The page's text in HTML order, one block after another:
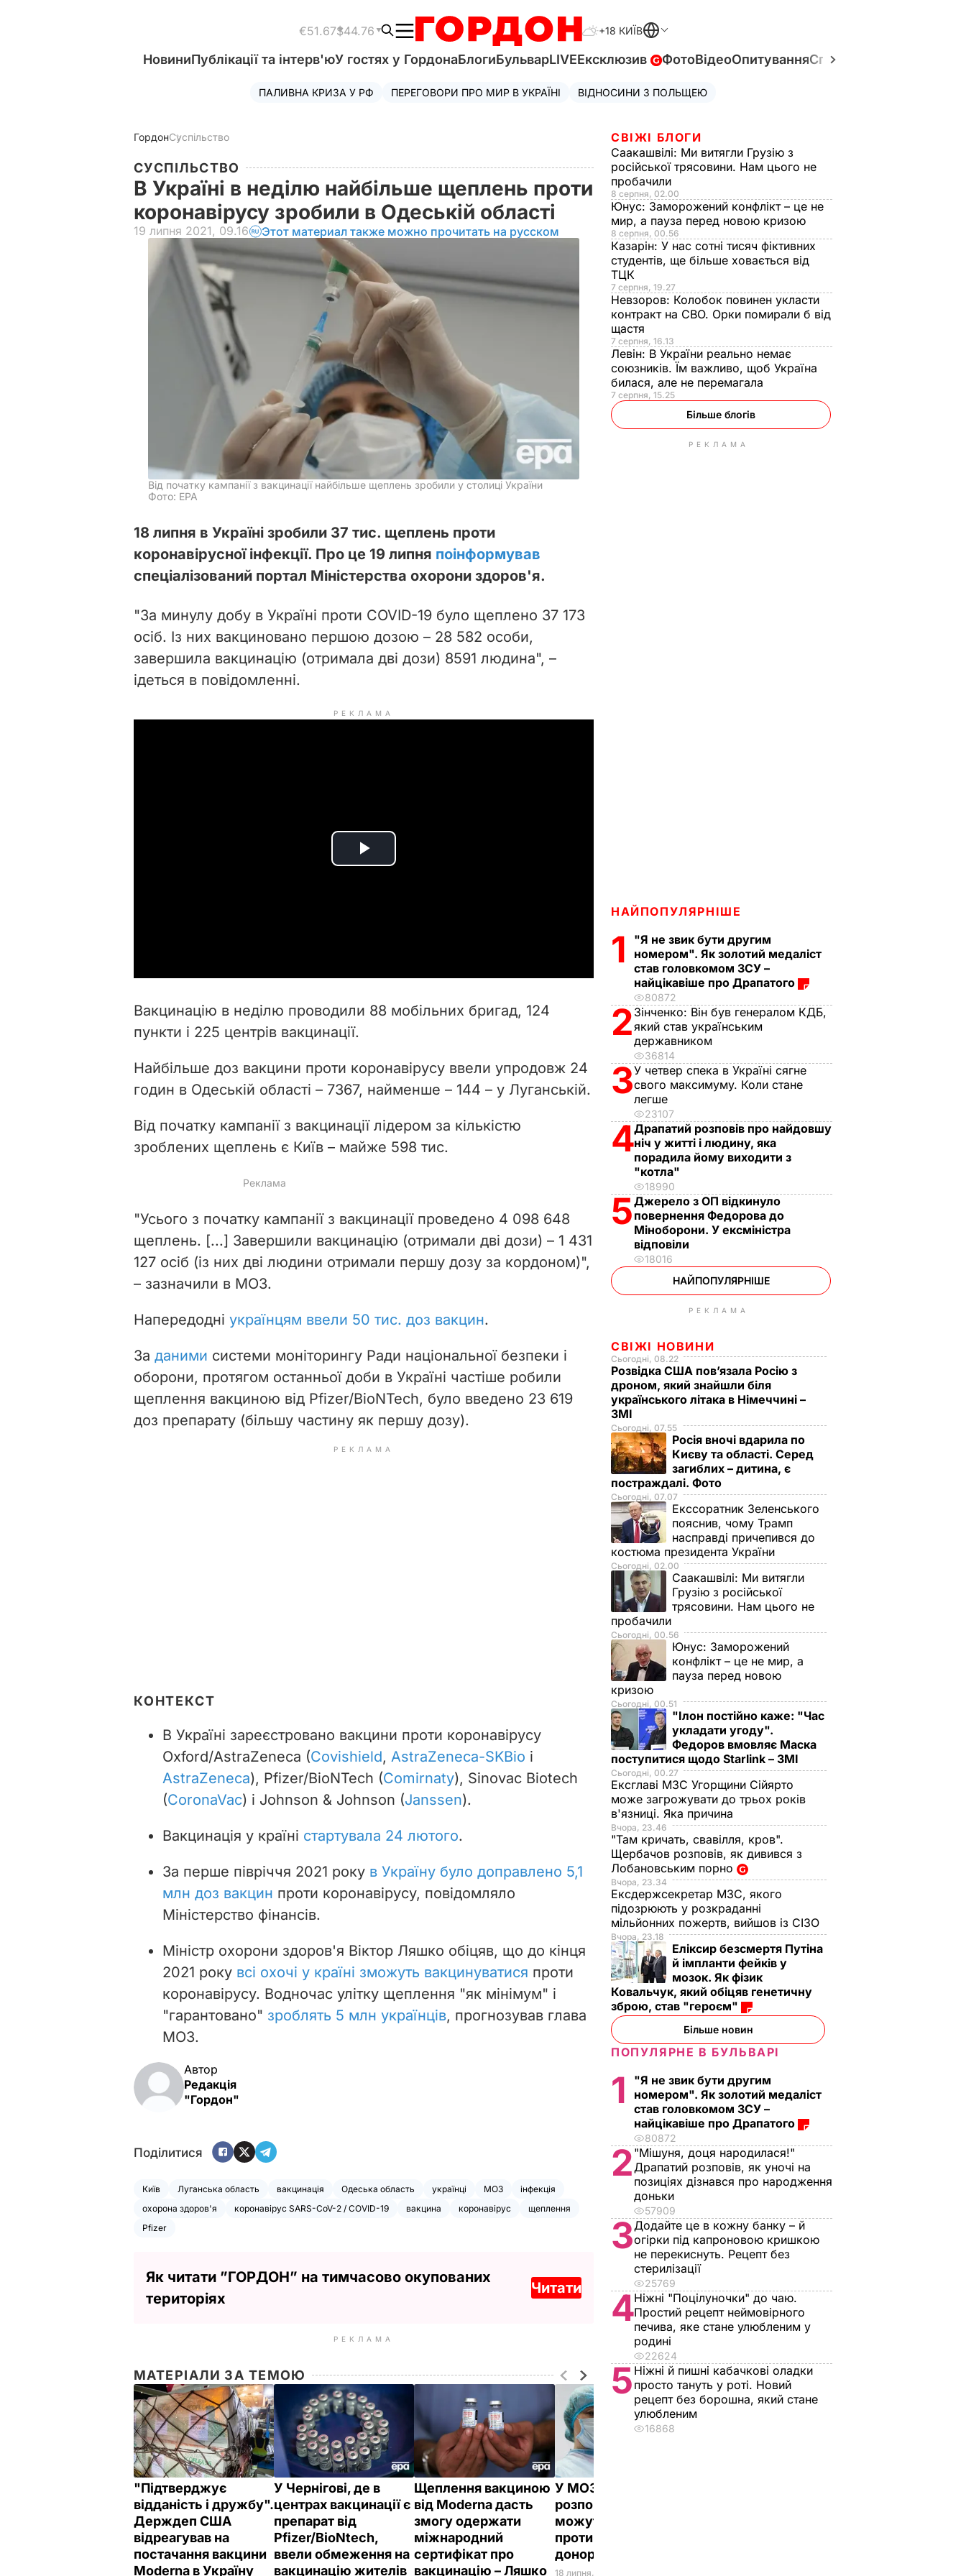
€51.67$44.76 +18 КИЇВ
НовиниПублікації та інтерв'юУ гостях у ГордонаБлогиБульварLIVEЕксклюзив ФотоВідеоОпитуванняСпецпроєкти
ПАЛИВНА КРИЗА У РФ ПЕРЕГОВОРИ ПРО МИР В УКРАЇНІ ВІДНОСИНИ З ПОЛЬЩЕЮ
ГордонСуспільство
СУСПІЛЬСТВО
В Україні в неділю найбільше щеплень проти
коронавірусу зробили в Одеській області
19 липня 2021, 09.16 Этот материал также можно прочитать на русском
Від початку кампанії з вакцинації найбільше щеплень зробили у столиці України
Фото: ЕРА
18 липня в Україні зробили 37 тис. щеплень проти
коронавірусної інфекції. Про це 19 липня поінформував
спеціалізований портал Міністерства охорони здоров'я.
"За минулу добу в Україні проти COVID-19 було щеплено 37 173
осіб. Із них вакциновано першою дозою – 28 582 особи,
завершила вакцинацію (отримала дві дози) 8591 людина", –
ідеться в повідомленні.
РЕКЛАМА
P
d
e
o
Вакцинацію в неділю проводили 88 мобільних бригад, 124
пункти і 225 центрів вакцинації.
Найбільше доз вакцини проти коронавірусу ввели упродовж 24
годин в Одеській області – 7367, найменше – 144 – у Луганській.
Від початку кампанії з вакцинації лідером за кількістю
зроблених щеплень є Київ – майже 598 тис.
"Усього з початку кампанії з вакцинації проведено 4 098 648
щеплень. [...] Завершили вакцинацію (отримали дві дози) – 1 431
127 осіб (із них дві людини отримали першу дозу за кордоном)",
– зазначили в МОЗ.
Напередодні українцям ввели 50 тис. доз вакцин.
За даними системи моніторингу Ради національної безпеки і
оборони, протягом останньої доби в Україні частіше робили
щеплення вакциною від Pfizer/BioNTech, було введено 23 619
доз препарату (більшу частину як першу дозу).
РЕКЛАМА
КОНТЕКСТ
В Україні зареєстровано вакцини проти коронавірусу
Oxford/AstraZeneca (Covishield, AstraZeneca-SKBio і
AstraZeneca), Pfizer/BioNTech (Comirnaty), Sinovac Biotech
(CoronaVac) і Johnson & Johnson (Janssen).
Вакцинація у країні стартувала 24 лютого.
За перше півріччя 2021 року в Україну було доправлено 5,1
млн доз вакцин проти коронавірусу, повідомляло
Міністерство фінансів.
Міністр охорони здоров'я Віктор Ляшко обіцяв, що до кінця
2021 року всі охочі у країні зможуть вакцинуватися проти
коронавірусу. Водночас улітку щеплення "як мінімум" і
"гарантовано" зроблять 5 млн українців, прогнозував глава
МОЗ.
Автор
Редакція
"Гордон"
Поділитися
Київ Луганська область вакцинація Одеська область українці МОЗ
інфекція
охорона здоров'я
коронавірус SARS-CoV-2 / COVID-19 вакцина коронавірус
щеплення
Pfizer
Як читати ”ГОРДОН” на тимчасово окупованих
територіях
Читати
РЕКЛАМА
МАТЕРІАЛИ ЗА ТЕМОЮ
"Підтверджує
відданість і дружбу".
Держдеп США
відреагував на
постачання вакцини
Moderna в Україну
У Чернігові, де в
центрах вакцинації є
препарат від
Pfizer/BioNtech,
ввели обмеження на
вакцинацію жителів
Щеплення вакциною
від Moderna дасть
змогу одержати
міжнародний
сертифікат про
вакцинацію – Ляшко
У МОЗ України
розповіли, чи
можуть вакциновані
проти COVID-19 бути
донорами крові
18 липня, 12.25
СВІЖІ БЛОГИ
Саакашвілі: Ми витягли Грузію з
російської трясовини. Нам цього не
пробачили
8 серпня, 02.00
Юнус: Заморожений конфлікт – це не
мир, а пауза перед новою кризою
8 серпня, 00.56
Казарін: У нас сотні тисяч фіктивних
студентів, ще більше ховається від
ТЦК
7 серпня, 19.27
Невзоров: Колобок повинен укласти
контракт на СВО. Орки помирали б від
щастя
7 серпня, 16.13
Левін: В України реально немає
союзників. Їм важливо, щоб Україна
билася, але не перемагала
7 серпня, 15.25
Більше блогів
РЕКЛАМА
НАЙПОПУЛЯРНІШЕ
1
"Я не звик бути другим
номером". Як золотий медаліст
став головкомом ЗСУ –
найцікавіше про Драпатого
80872
2 Зінченко: Він був генералом КДБ,
який став українським
державником
36814
3У четвер спека в Україні сягне
свого максимуму. Коли стане
легше
23107
4Драпатий розповів про найдовшу
ніч у житті і людину, яка
порадила йому виходити з
"котла"
18990
5Джерело з ОП відкинуло
повернення Федорова до
Міноборони. У ексміністра
відповіли
18016
НАЙПОПУЛЯРНІШЕ
РЕКЛАМА
СВІЖІ НОВИНИ
Сьогодні, 08.22
Розвідка США пов’язала Росію з
дроном, який знайшли біля
українського літака в Німеччині –
ЗМІ
Сьогодні, 07.55
Росія вночі вдарила по
Києву та області. Серед
загиблих – дитина, є
постраждалі. Фото
Сьогодні, 07.07
Екссоратник Зеленського
пояснив, чому Трамп
насправді причепився до
костюма президента України
Сьогодні, 02.00
Саакашвілі: Ми витягли
Грузію з російської
трясовини. Нам цього не
пробачили
Сьогодні, 00.56
Юнус: Заморожений
конфлікт – це не мир, а
пауза перед новою
кризою
Сьогодні, 00.51
"Ілон постійно каже: "Час
укладати угоду".
Федоров вмовляє Маска
поступитися щодо Starlink – ЗМІ
Сьогодні, 00.27
Ексглаві МЗС Угорщини Сійярто
може загрожувати до трьох років
в'язниці. Яка причина
Вчора, 23.46
"Там кричать, свавілля, кров".
Щербачов розповів, як дивився з
Лобановським порно
Вчора, 23.34
Ексдержсекретар МЗС, якого
підозрюють у розкраданні
мільйонних пожертв, вийшов із СІЗО
Вчора, 23.18
Еліксир безсмертя Путіна
й імпланти фейків у
мозок. Як фізик
Ковальчук, який обіцяв генетичну
зброю, став "героєм"
Більше новин
ПОПУЛЯРНЕ В БУЛЬВАРІ
1
"Я не звик бути другим
номером". Як золотий медаліст
став головкомом ЗСУ –
найцікавіше про Драпатого
80872
2 "Мішуня, доця народилася!"
Драпатий розповів, як уночі на
позиціях дізнався про народження
доньки
57909
3Додайте це в кожну банку – й
огірки під капроновою кришкою
не перекиснуть. Рецепт без
стерилізації
25769
4Ніжні "Поцілуночки" до чаю.
Простий рецепт неймовірного
печива, яке стане улюбленим у
родині
22624
5 Ніжні й пишні кабачкові оладки
просто тануть у роті. Новий
рецепт без борошна, який стане
улюбленим
16868